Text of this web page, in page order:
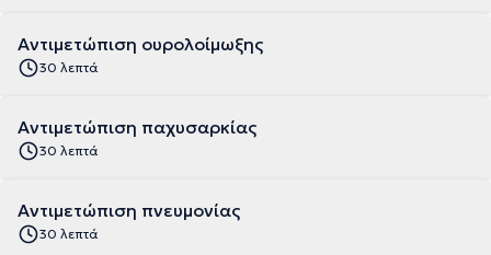
Αντιμετώπιση ουρολοίμωξης
30 λεπτά
Αντιμετώπιση παχυσαρκίας
30 λεπτά
Αντιμετώπιση πνευμονίας
30 λεπτά